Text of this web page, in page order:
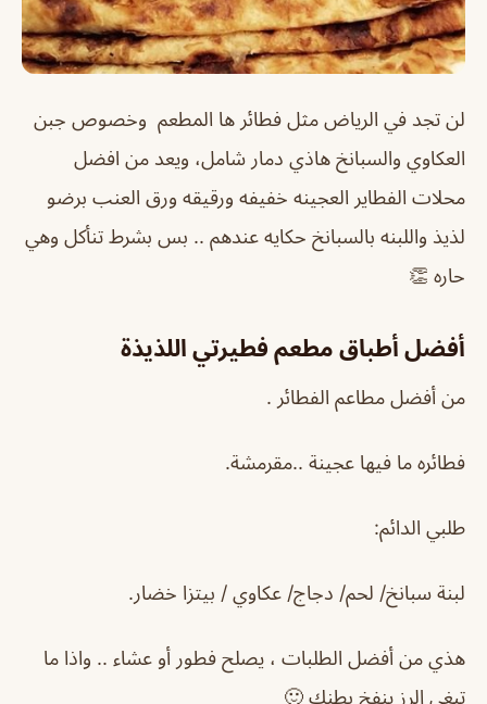
لن تجد في الرياض مثل فطائر ها المطعم وخصوص جبن
العكاوي والسبانخ هاذي دمار شامل، ويعد من افضل
محلات الفطاير العجينه خفيفه ورقيقه ورق العنب برضو
لذيذ واللبنه بالسبانخ حكايه عندهم .. بس بشرط تنأكل وهي
حاره 👏
أفضل أطباق مطعم فطيرتي اللذيذة
من أفضل مطاعم الفطائر .
فطائره ما فيها عجينة ..مقرمشة.
طلبي الدائم:
لبنة سبانخ/ لحم/ دجاج/ عكاوي / بيتزا خضار.
هذي من أفضل الطلبات ، يصلح فطور أو عشاء .. واذا ما
تبغى الرز ينفخ بطنك 🙂